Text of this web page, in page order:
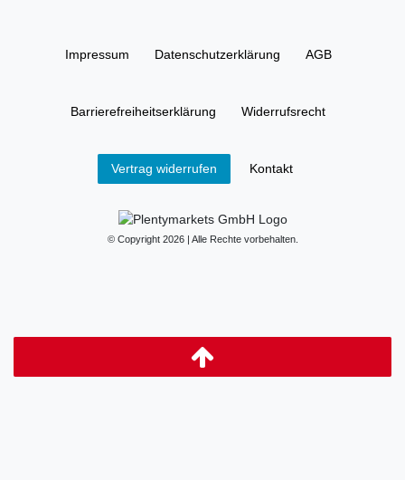
Impressum Daten­schutz­erklärung AGB
Barrierefreiheitserklärung Widerrufs­recht
Vertrag widerrufen Kontakt
© Copyright 2026 | Alle Rechte vorbehalten.